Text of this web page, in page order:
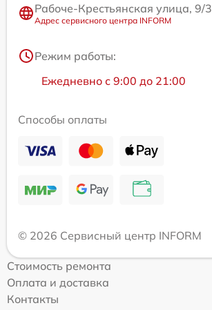
Рабоче-Крестьянская улица, 9/3
Адрес сервисного центра INFORM
Режим работы:
Ежедневно с 9:00 до 21:00
Способы оплаты
© 2026 Сервисный центр INFORM
Стоимость ремонта
Оплата и доставка
Контакты